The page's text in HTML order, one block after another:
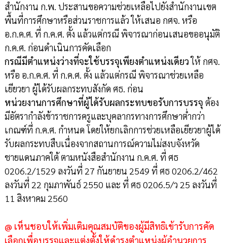
สำนักงาน ก.พ. ประสานขอความช่วยเหลือไปยังสำนักงานเขต
พื้นที่การศึกษาหรือส่วนราชการแล้ว ให้เสนอ กศจ. หรือ
อ.ก.ค.ศ. ที่ ก.ค.ศ. ตั้ง แล้วแต่กรณี พิจารณาก่อนเสนอขออนุมัติ
ก.ค.ศ. ก่อนดำเนินการคัดเลือก
กรณีมีตำแหน่งว่างที่จะใช้บรรจุเพียงตำแหน่งเดียวให้ กศจ.
หรือ อ.ก.ค.ศ. ที่ ก.ค.ศ. ตั้ง แล้วแต่กรณี พิจารณาช่วยเหลือ
เยียวยา ผู้ได้รับผลกระทบสังกัด ศธ. ก่อน
หน่วยงานการศึกษาที่ผู้ได้รับผลกระทบขอรับการบรรจุ ต้อง
มีอัตรากำลังข้าราชการครูและบุคลากรทางการศึกษาต่ำกว่า
เกณฑ์ที่ ก.ค.ศ. กำหนด โดยให้ยกเลิกการช่วยเหลือเยียวยาผู้ได้
รับผลกระทบสืบเนื่องจากสถานการณ์ความไม่สงบจังหวัด
ชายแดนภาคใต้ ตามหนังสือสำนักงาน ก.ค.ศ. ที่ ศธ
0206.2/1529 ลงวันที่ 27 กันยายน 2549 ที่ ศธ 0206.2/462
ลงวันที่ 22 กุมภาพันธ์ 2550 และ ที่ ศธ 0206.5/ว 25 ลงวันที่
11 สิงหาคม 2560
@ เห็นชอบให้เพิ่มเติมคุณสมบัติของผู้มีสิทธิเข้ารับการคัด
เลือกเพื่อบรรจุและแต่งตั้งให้ดำรงตำแหน่งผู้อำนวยการ